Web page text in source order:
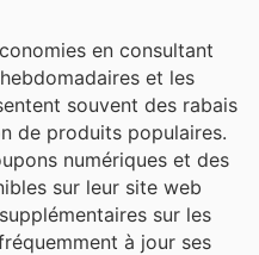
en consultant
et les
souvent des rabais
de produits populaires.
numériques et des
sur leur site web
sur les
à jour ses